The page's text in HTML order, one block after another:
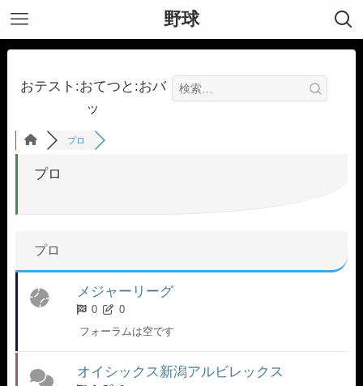
野球
おテスト:おてつと:おバ
ッ
プロ
プロ
プロ
メジャーリーグ
0
0
フォーラムは空です
オイシックス新潟アルビレックス